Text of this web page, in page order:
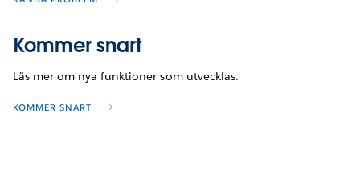
Kommer snart
Läs mer om nya funktioner som utvecklas.
KOMMER SNART